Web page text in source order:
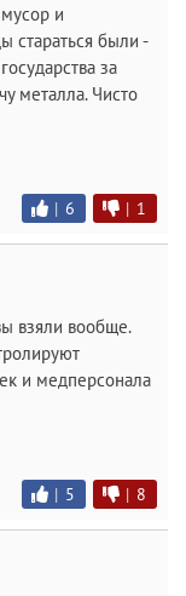
и
стараться были -
за
металла. Чисто
| 6 | 1
взяли вообще.
и медперсонала
| 5 | 8